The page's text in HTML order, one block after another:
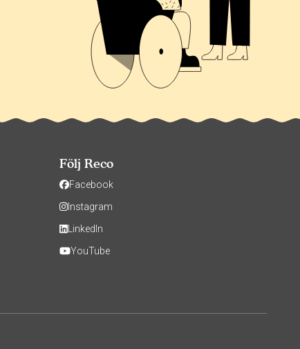
Följ Reco
Facebook
Instagram
LinkedIn
YouTube